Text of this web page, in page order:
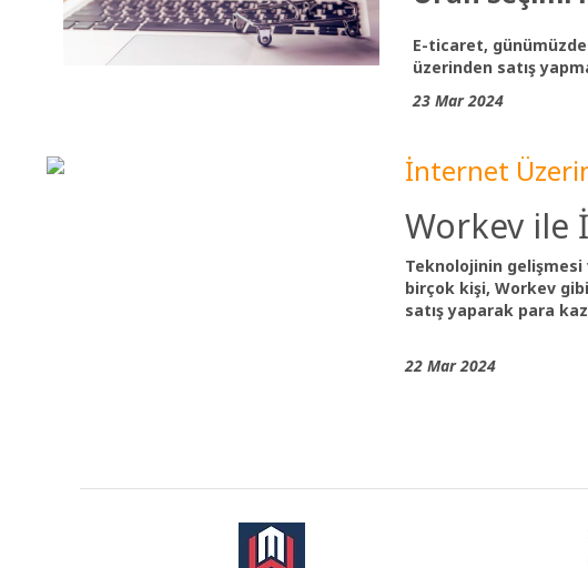
E-ticaret,
üzerinden satış
23 Mar 2024
İnternet
Workev ile
Teknolojinin gelişmesi
birçok kişi, Workev
satış yaparak para
22 Mar 2024